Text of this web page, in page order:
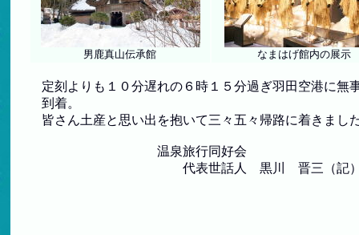
男鹿真山伝承館 なまはげ館内の展示
定刻よりも１０分遅れの６時１５分過ぎ羽田空港に無
到着。
皆さん土産と思い出を抱いて三々五々帰路に着きまし
温泉旅行同好会
代表世話人 黒川 晋三（記